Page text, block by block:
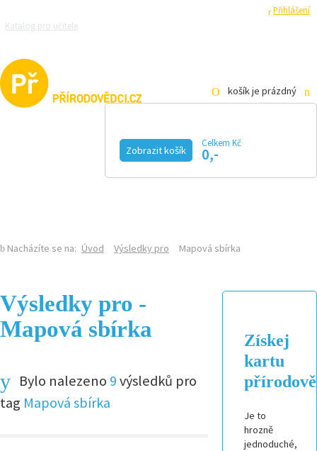
Přihlášení
Katalog pro učitele
košík je prázdný
Zobrazit košík
Celkem Kč
0,-
Nacházíte se na: Úvod Výsledky pro Mapová sbírka
Výsledky pro -
Mapová sbírka
Bylo nalezeno 9výsledků pro
tag Mapová sbírka
Získej
kartu
Je to
hrozně
jednoduché,